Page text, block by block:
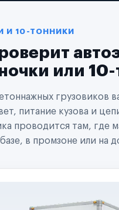
И 10-ТОННИКИ
или
грузовиков
питание кузова и
проводится там, где
в промзоне или на